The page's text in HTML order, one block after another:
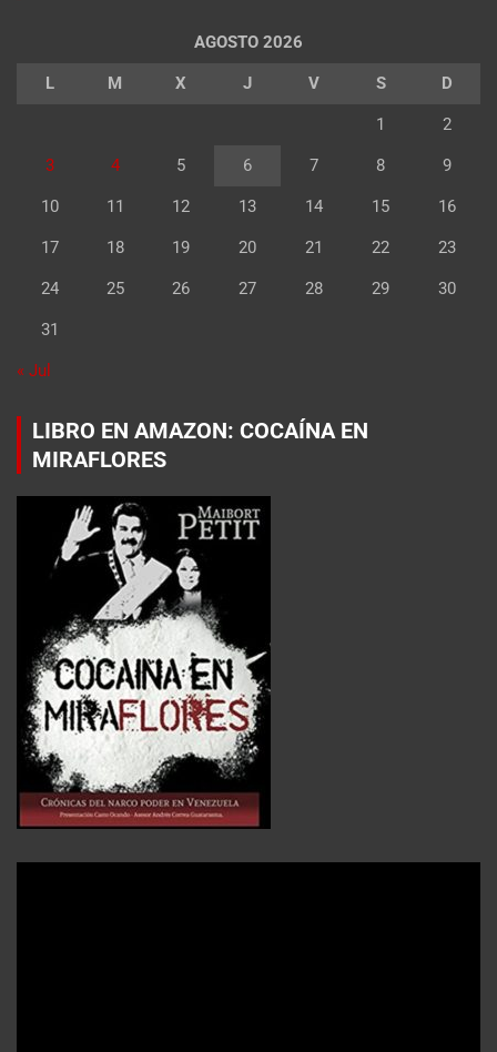
AGOSTO 2026
L M X J V S D
1 2
3 4 5 6 7 8 9
10 11 12 13 14 15 16
17 18 19 20 21 22 23
24 25 26 27 28 29 30
31
« Jul
LIBRO EN AMAZON: COCAÍNA EN
MIRAFLORES